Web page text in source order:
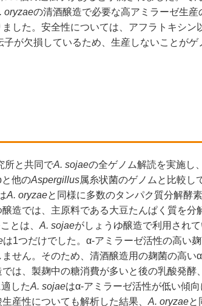
oryzaeの清酒醸造で必要な高アミラーゼ生
した。安全性については、アフラトキシ
が欠損しているため、生産しないことが
所と共同でA. sojaeの全ゲノム解読を実施し
他のAspergillus属糸状菌のゲノムと比較し
A. oryzaeと同様に多数のタンパク質分解酵
造では、主原料である大豆たんぱく質を
とは、A. sojaeがしょうゆ醸造で利用され
は1つだけでした。α-アミラーゼ活性の高い
せん。そのため、清酒醸造用の麹菌の高い
は、製麹中の糖消費が多いと後の乳酸発
したA. sojaeはα-アミラーゼ活性が低い傾
産性についても解析した結果、A. oryzaeと